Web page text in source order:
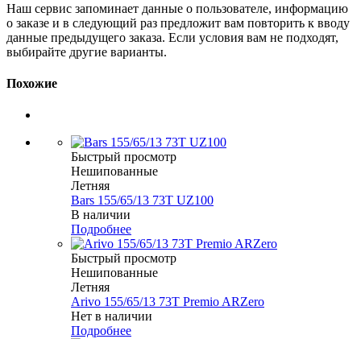
Наш сервис запоминает данные о пользователе, информацию
о заказе и в следующий раз предложит вам повторить к вводу
данные предыдущего заказа. Если условия вам не подходят,
выбирайте другие варианты.
Похожие
Быстрый просмотр
Нешипованные
Летняя
Bars 155/65/13 73T UZ100
В наличии
Подробнее
Быстрый просмотр
Нешипованные
Летняя
Arivo 155/65/13 73T Premio ARZero
Нет в наличии
Подробнее